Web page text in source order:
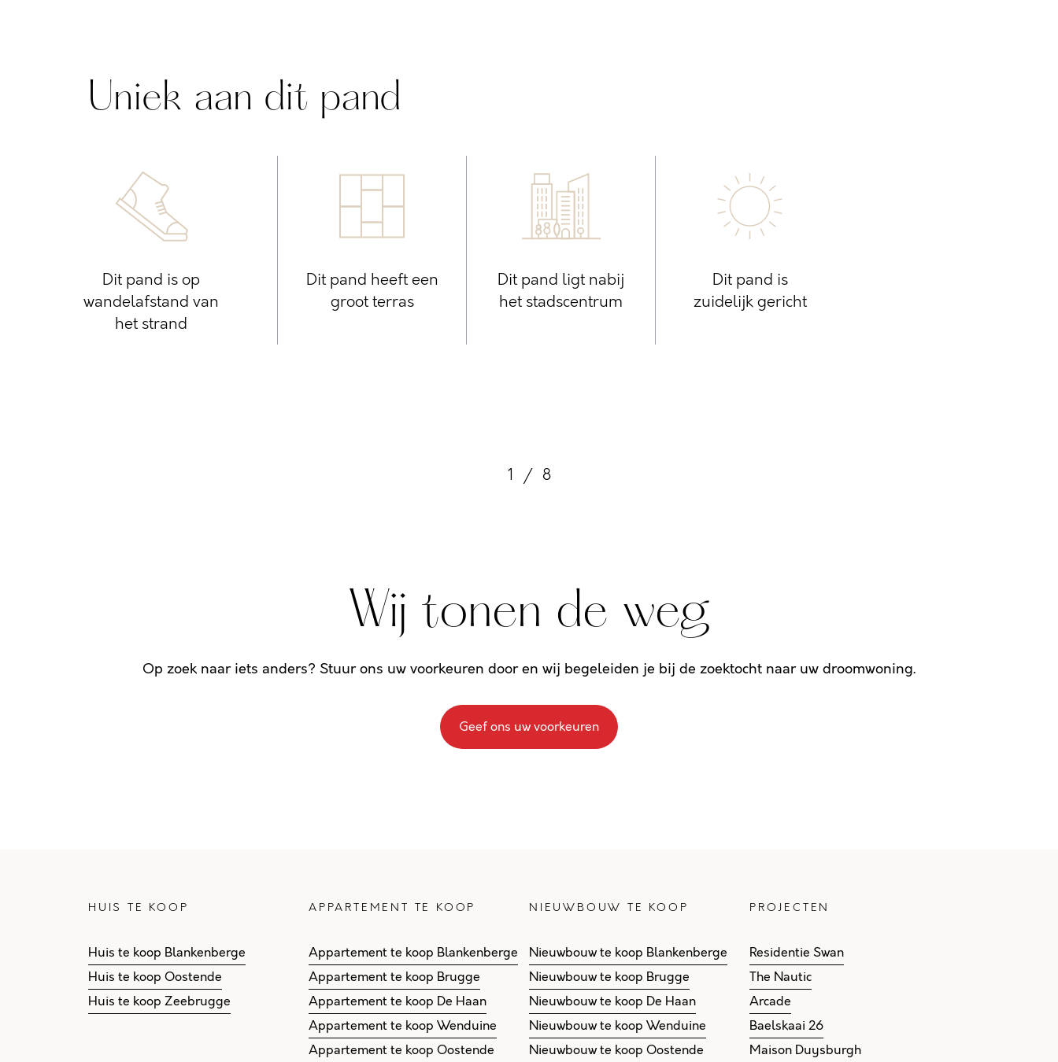
Uniek aan dit pand
Dit pand is op
wandelafstand van
het strand
Dit pand heeft een
groot terras
Dit pand ligt nabij
het stadscentrum
Dit pand is
zuidelijk gericht
1 / 8
Wij tonen de weg
Op zoek naar iets anders? Stuur ons uw voorkeuren door en wij begeleiden je bij de zoektocht naar uw droomwoning.
Geef ons uw voorkeuren
HUIS TE KOOP
Huis te koop Blankenberge
Huis te koop Oostende
Huis te koop Zeebrugge
APPARTEMENT TE KOOP
Appartement te koop Blankenberge
Appartement te koop Brugge
Appartement te koop De Haan
Appartement te koop Wenduine
Appartement te koop Oostende
NIEUWBOUW TE KOOP
Nieuwbouw te koop Blankenberge
Nieuwbouw te koop Brugge
Nieuwbouw te koop De Haan
Nieuwbouw te koop Wenduine
Nieuwbouw te koop Oostende
PROJECTEN
Residentie Swan
The Nautic
Arcade
Baelskaai 26
Maison Duysburgh